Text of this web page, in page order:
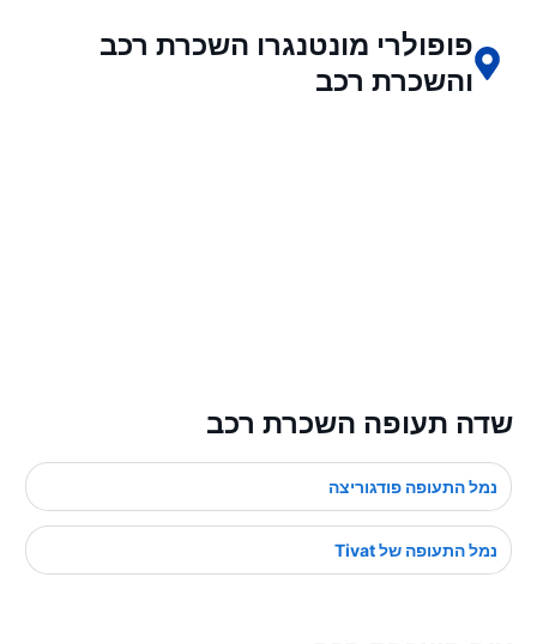
פופולרי מונטנגרו השכרת רכב
והשכרת רכב
שדה תעופה השכרת רכב
נמל התעופה פודגוריצה
נמל התעופה של Tivat